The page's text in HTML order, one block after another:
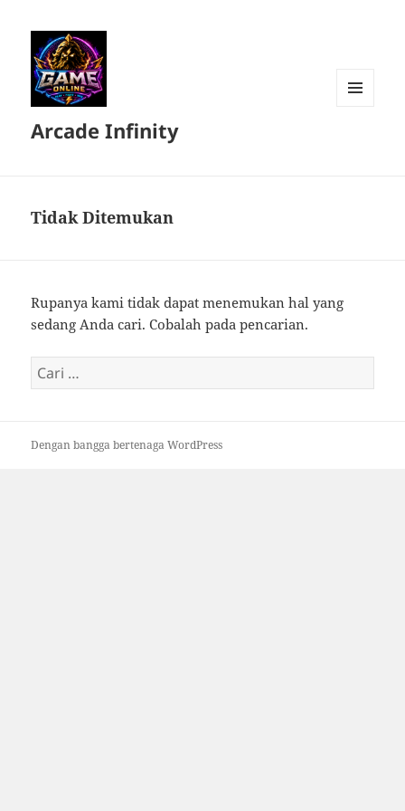
Arcade Infinity
Tidak Ditemukan
Rupanya kami tidak dapat menemukan hal yang
sedang Anda cari. Cobalah pada pencarian.
Cari
untuk:
Dengan bangga bertenaga WordPress